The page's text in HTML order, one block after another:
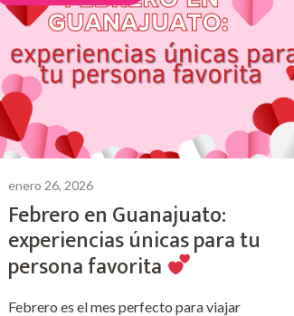
enero 26, 2026
Febrero en Guanajuato:
experiencias únicas para tu
persona favorita
Febrero es el mes perfecto para viajar